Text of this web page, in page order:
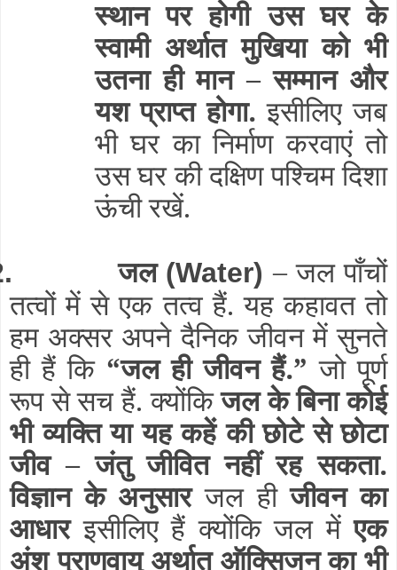
स्थान पर होगी उस घर के
स्वामी अर्थात मुखिया को भी
उतना ही मान – सम्मान और
यश प्राप्त होगा. इसीलिए जब
भी घर का निर्माण करवाएं तो
उस घर की दक्षिण पश्चिम दिशा
ऊंची रखें.
जल (Water)– जल पाँचों
तत्वों में से एक तत्व हैं. यह कहावत तो
हम अक्सर अपने दैनिक जीवन में सुनते
ही हैं कि “जल ही जीवन हैं.” जो पूर्ण
रूप से सच हैं. क्योंकिजल के बिना कोई
भी व्यक्ति या यह कहें की छोटे से छोटा
जीव – जंतु जीवित नहीं रह सकता.
विज्ञान के अनुसारजल हीजीवन का
आधारइसीलिए हैं क्योंकि जल मेंएक
अंश प्राणवायु अर्थात ऑक्सिजन का भी